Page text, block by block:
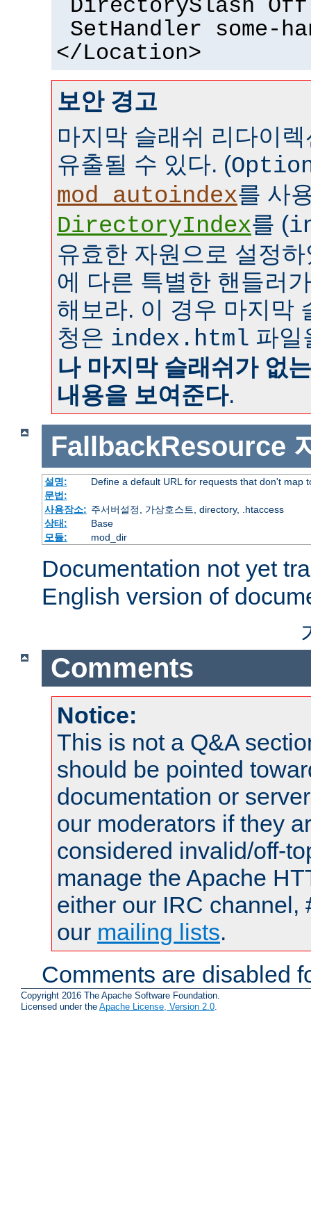
DirectorySlash Off
SetHandler some-
</Location>
보안 경고
마지막 슬래쉬 리다이
유출될 수 있다. (
mod_autoindex를 사
DirectoryIndex를 (
유효한 자원으로 설정
에 다른 특별한 핸들러
해보라. 이 경우 마지막
청은 index.html 파일
나 마지막 슬래쉬가 없
내용을 보여준다.
FallbackResource
설명:
Define a default URL for requests that don't map
문법:
사용장소: 주서버설정, 가상호스트, directory, .htaccess
상태:
Base
모듈:
mod_dir
Documentation not yet
English version of
Comments
Notice:
This is not a Q&A
should be pointed
documentation or
our moderators if they
considered invalid/off-
manage the Apache
either our IRC channel,
our mailing lists.
Comments are disabled
Copyright 2016 The Apache Software Foundation.
Licensed under the Apache License, Version 2.0.